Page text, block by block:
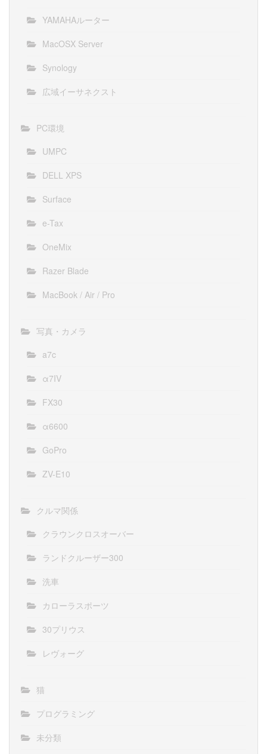
YAMAHAルーター
MacOSX Server
Synology
広域イーサネクスト
PC環境
UMPC
DELL XPS
Surface
e-Tax
OneMix
Razer Blade
MacBook / Air / Pro
写真・カメラ
a7c
α7IV
FX30
α6600
GoPro
ZV-E10
クルマ関係
クラウンクロスオーバー
ランドクルーザー300
洗車
カローラスポーツ
30プリウス
レヴォーグ
猫
プログラミング
未分類